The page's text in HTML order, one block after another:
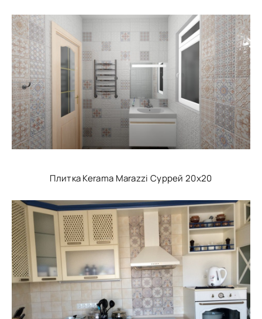
Плитка Kerama Marazzi Суррей 20х20